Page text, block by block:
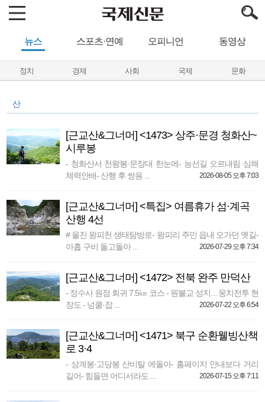
뉴스 스포츠·연예 오피니언 동영상
정치 경제 사회 국제 문화
산
[근교산&그너머] <1473> 상주·문경 청화산~
시루봉
- 청화산서 천왕봉·문장대 한눈에- 능선길 오르내림 심해
체력안배- 산행 후 쌍용 ...
2026-08-05 오후 7:03
[근교산&그너머] <특집> 여름휴가 섬·계곡
산행 4선
# 울진 왕피천 생태탐방로- 왕피리 주민 읍내 오가던 옛길-
아홉 구비 돌고돌아 ...
2026-07-29 오후 7:34
[근교산&그너머] <1472> 전북 완주 만덕산
- 정수사 원점 회귀 7.5㎞ 코스 - 원불교 성지…웅치전투 현
장도 - 넝쿨·잡 ...
2026-07-22 오후 6:54
[근교산&그너머] <1471> 북구 순환웰빙산책
로 3·4
- 상계봉·고당봉 산비탈 에돌아- 홈페이지 안내보다 거리
길어- 힘들면 어디서라도 ...
2026-07-15 오후 7:11